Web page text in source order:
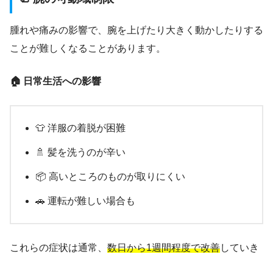
腫れや痛みの影響で、腕を上げたり大きく動かしたりする
ことが難しくなることがあります。
🏠 日常生活への影響
👕 洋服の着脱が困難
🚿 髪を洗うのが辛い
📦 高いところのものが取りにくい
🚗 運転が難しい場合も
これらの症状は通常、 数日から1週間程度で改善していき